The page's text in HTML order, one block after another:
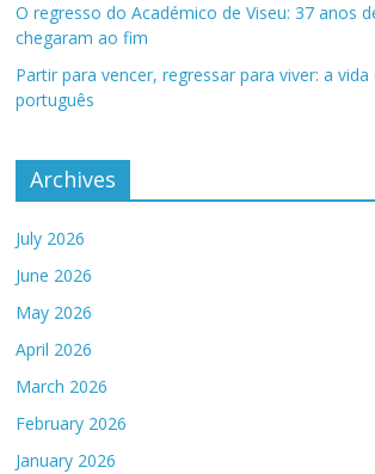
O regresso do Académico de Viseu: 37 anos
chegaram ao fim
Partir para vencer, regressar para viver: a
português
Archives
July 2026
June 2026
May 2026
April 2026
March 2026
February 2026
January 2026